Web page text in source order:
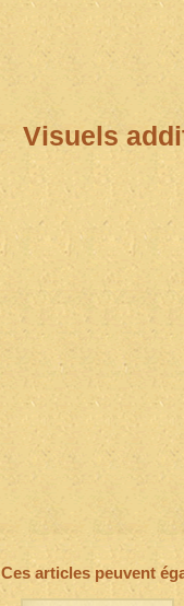
Visuels
Ces articles peuvent